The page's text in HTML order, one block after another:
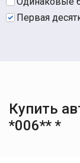
Первая
Купить
*006** *